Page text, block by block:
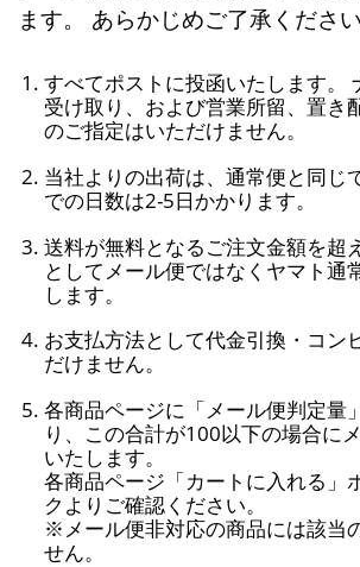
ます。 あらかじめご了承ください
すべてポストに投函いたします。
受け取り、および営業所留、置き
のご指定はいただけません。
当社よりの出荷は、通常便と同じ
での日数は2-5日かかります。
送料が無料となるご注文金額を超
としてメール便ではなくヤマト通
します。
お支払方法として代金引換・コン
だけません。
各商品ページに「メール便判定量
り、この合計が100以下の場合に
いたします。
各商品ページ「カートに入れる」
クよりご確認ください。
※メール便非対応の商品には該当
せん。